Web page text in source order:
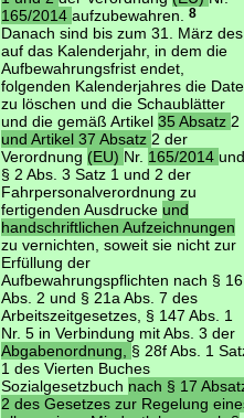
165/2014aufzubewahren.8
Danach sind bis zum 31. März des
auf das Kalenderjahr, in dem die
Aufbewahrungsfrist endet,
folgenden Kalenderjahres die
zu löschen und die Schaublätter
und die gemäß Artikel35 Absatz 2
und Artikel 37 Absatz 2 der
Verordnung (EU) Nr. 165/2014
§ 2 Abs. 3 Satz 1 und 2 der
Fahrpersonalverordnung zu
fertigenden Ausdrucke und
handschriftlichen Aufzeichnungen
zu vernichten, soweit sie nicht zur
Erfüllung der
Aufbewahrungspflichten nach § 16
Abs. 2 und § 21a Abs. 7 des
Arbeitszeitgesetzes, § 147 Abs. 1
Nr. 5 in Verbindung mit Abs. 3 der
Abgabenordnung, § 28f Abs. 1
1 des Vierten Buches
Sozialgesetzbuch nach § 17
2 des Gesetzes zur Regelung